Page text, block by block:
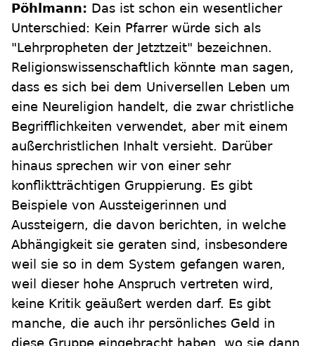
Pöhlmann: Das ist schon ein wesentlicher
Unterschied: Kein Pfarrer würde sich als
"Lehrpropheten der Jetztzeit" bezeichnen.
Religionswissenschaftlich könnte man sagen,
dass es sich bei dem Universellen Leben um
eine Neureligion handelt, die zwar christliche
Begrifflichkeiten verwendet, aber mit einem
außerchristlichen Inhalt versieht. Darüber
hinaus sprechen wir von einer sehr
konfliktträchtigen Gruppierung. Es gibt
Beispiele von Aussteigerinnen und
Aussteigern, die davon berichten, in welche
Abhängigkeit sie geraten sind, insbesondere
weil sie so in dem System gefangen waren,
weil dieser hohe Anspruch vertreten wird,
keine Kritik geäußert werden darf. Es gibt
manche, die auch ihr persönliches Geld in
diese Gruppe eingebracht haben, wo sie dann